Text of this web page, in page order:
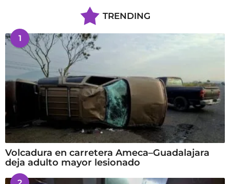
TRENDING
1
Volcadura en carretera Ameca–Guadalajara
deja adulto mayor lesionado